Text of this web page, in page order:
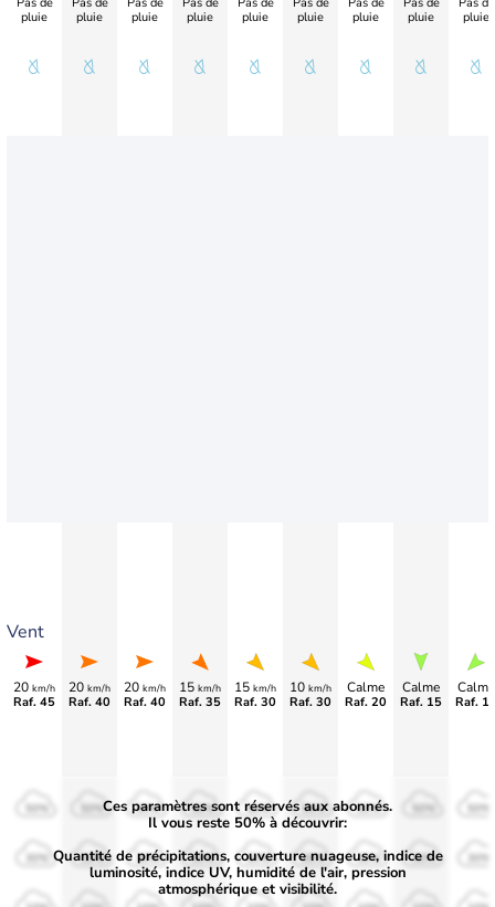
Vent
pluie
20 km/h
Raf. 45
pluie
20 km/h
Raf. 40
pluie
20 km/h
Raf. 40
pluie
15 km/h
Raf. 35
pluie
15 km/h
Raf. 30
pluie
10 km/h
Raf. 30
pluie
Calme
Raf. 20
pluie
Calme
Raf. 15
pluie
Calme
Raf.
50%
30%
50%
30%
50%
30%
50%
30%
50%
30%
50%
30%
50%
30% 30% 30%
Ces paramètres sont réservés aux abonnés.
Il vous reste 50% à découvrir:
Quantité de précipitations, couverture nuageuse, indice de
luminosité, indice UV, humidité de l'air, pression
atmosphérique et visibilité.